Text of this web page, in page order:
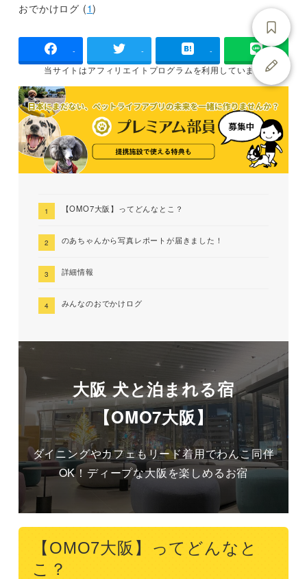
おでかけログ (1)
- - -
当サイトはアフィリエイトプログラムを利用しています
【OMO7大阪】ってどんなとこ？
のあちゃんから写真レポートが届きました！
詳細情報
みんなのおでかけログ
大阪 犬と泊まれる宿
【OMO7大阪】
ダイニングやカフェもリード着用でわんこ同伴
OK！ディープな大阪を楽しめるお宿
【OMO7大阪】ってどんなと
こ？